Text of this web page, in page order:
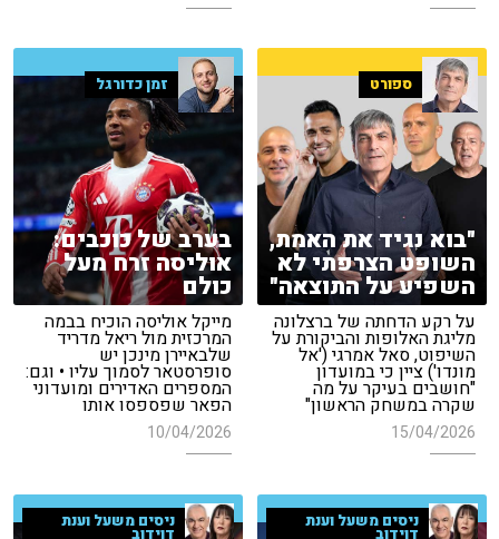
ספורט
"בוא נגיד את האמת,
השופט הצרפתי לא
השפיע על התוצאה"
על רקע הדחתה של ברצלונה
מליגת האלופות והביקורת על
השיפוט, סאל אמרגי ('אל
מונדו') ציין כי במועדון
"חושבים בעיקר על מה
שקרה במשחק הראשון"
15/04/2026
זמן כדורגל
בערב של כוכבים:
אוליסה זרח מעל
כולם
מייקל אוליסה הוכיח בבמה
המרכזית מול ריאל מדריד
שלבאיירן מינכן יש
סופרסטאר לסמוך עליו • וגם:
המספרים האדירים ומועדוני
הפאר שפספסו אותו
10/04/2026
ניסים משעל וענת ניסים משעל וענת